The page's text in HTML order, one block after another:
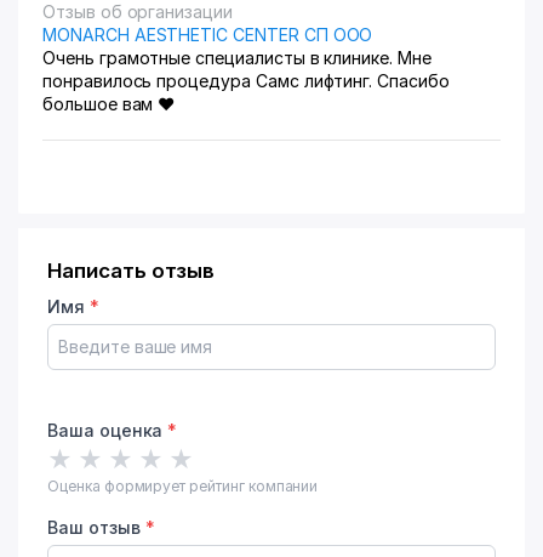
Отзыв об организации
MONARCH AESTHETIC CENTER СП ООО
Очень грамотные специалисты в клинике. Мне
понравилось процедура Самс лифтинг. Спасибо
большое вам ❤️
Написать отзыв
Имя *
Ваша оценка *
★ ★ ★ ★ ★
Оценка формирует рейтинг компании
Ваш отзыв *